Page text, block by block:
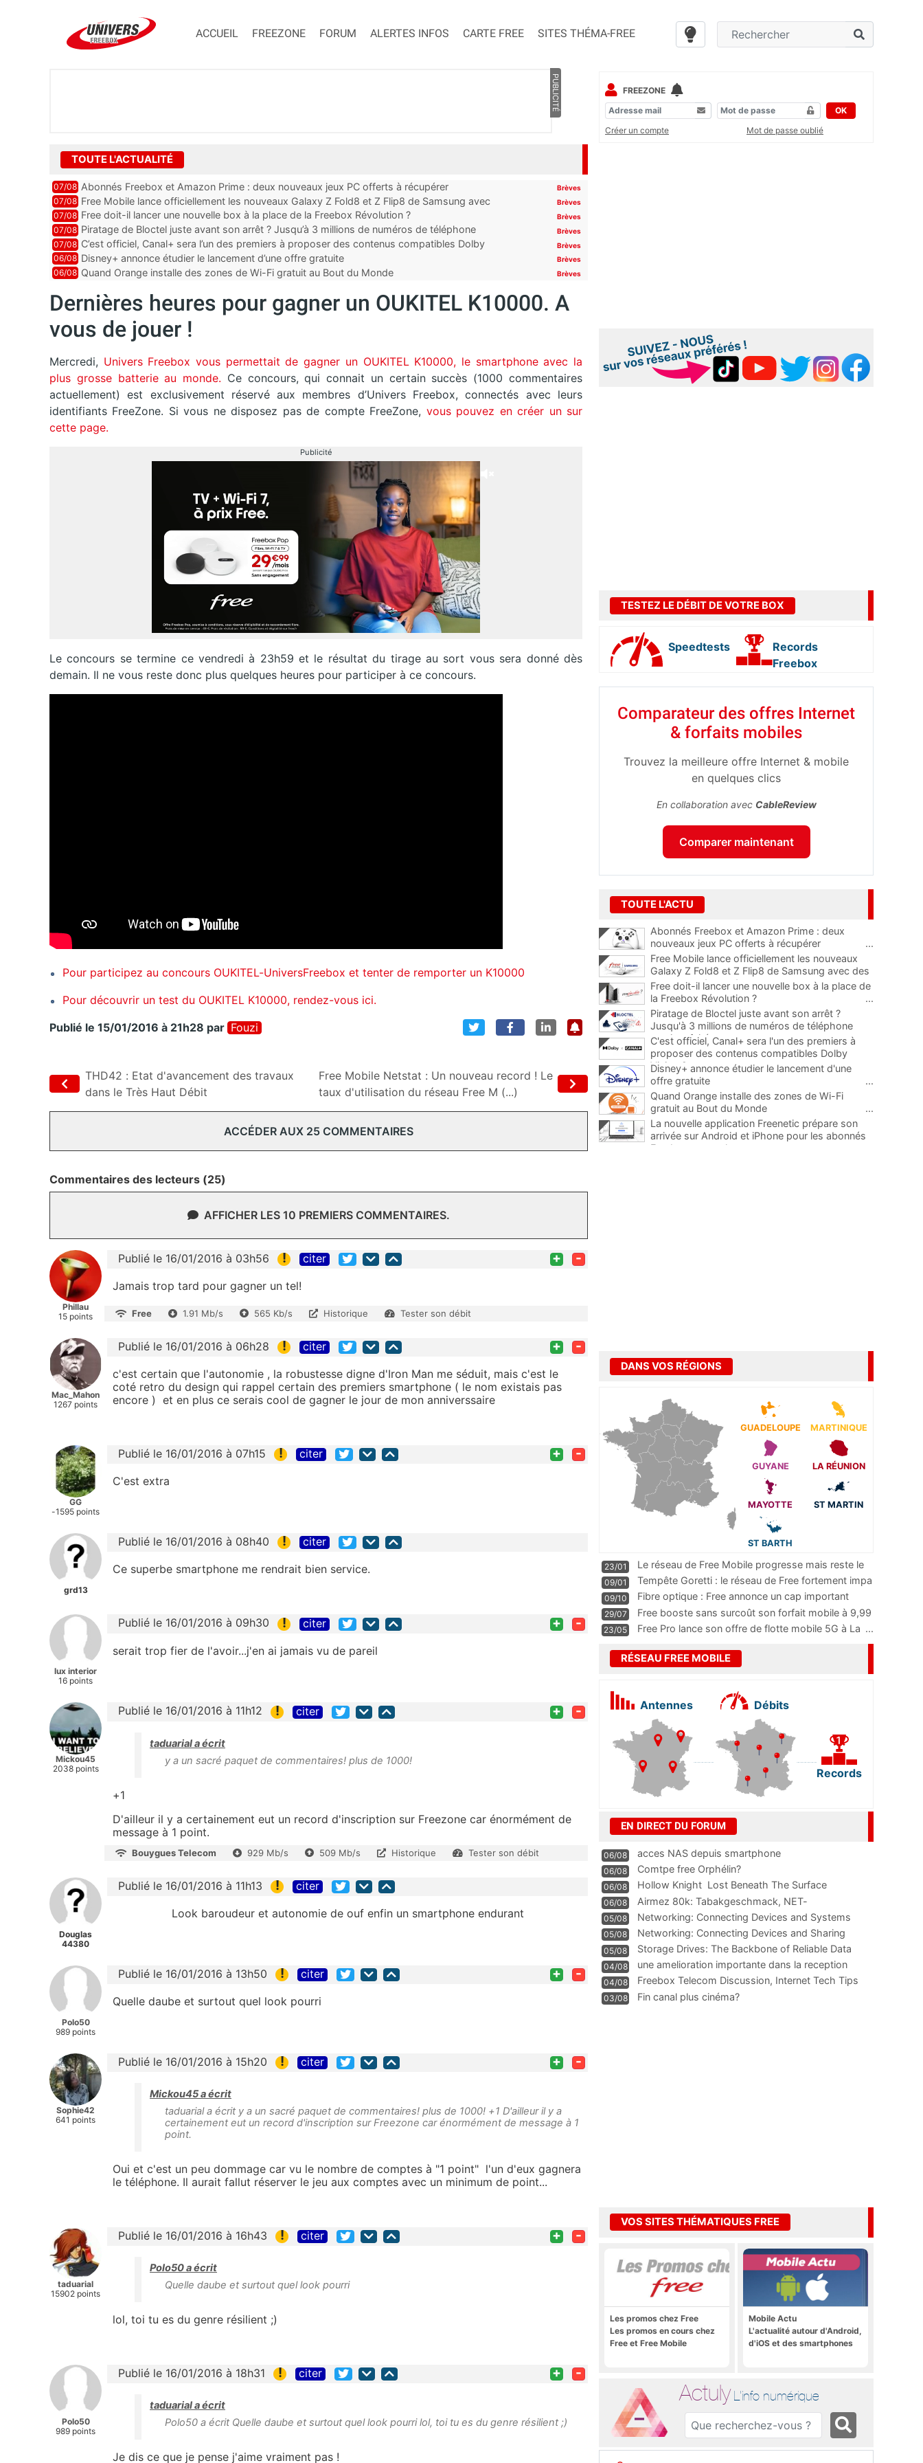
ACCUEIL FREEZONE FORUM ALERTES INFOS CARTE FREE SITES THÉMA-FREE
PUBLICITÉ
TOUTE L'ACTUALITÉ
07/08 Abonnés Freebox et Amazon Prime : deux nouveaux jeux PC offerts à récupérer Brèves
07/08 Free Mobile lance officiellement les nouveaux Galaxy Z Fold8 et Z Flip8 de Samsung avec
des promos et des cadeaux
Brèves
07/08 Free doit-il lancer une nouvelle box à la place de la Freebox Révolution ? Brèves
07/08 Piratage de Bloctel juste avant son arrêt ? Jusqu’à 3 millions de numéros de téléphone
auraient fuité
Brèves
07/08 C’est officiel, Canal+ sera l’un des premiers à proposer des contenus compatibles Dolby
Vision 2
Brèves
06/08 Disney+ annonce étudier le lancement d’une offre gratuite Brèves
06/08 Quand Orange installe des zones de Wi-Fi gratuit au Bout du Monde Brèves
Dernières heures pour gagner un OUKITEL K10000. A
vous de jouer !
Mercredi, Univers Freebox vous permettait de gagner un OUKITEL K10000, le smartphone avec la
plus grosse batterie au monde. Ce concours, qui connait un certain succès (1000 commentaires
actuellement) est exclusivement réservé aux membres d’Univers Freebox, connectés avec leurs
identifiants FreeZone. Si vous ne disposez pas de compte FreeZone, vous pouvez en créer un sur
cette page.
Publicité
Le concours se termine ce vendredi à 23h59 et le résultat du tirage au sort vous sera donné dès
demain. Il ne vous reste donc plus quelques heures pour participer à ce concours.
Pour participez au concours OUKITEL-UniversFreebox et tenter de remporter un K10000
Pour découvrir un test du OUKITEL K10000, rendez-vous ici.
Publié le 15/01/2016 à 21h28 par Fouzi
THD42 : Etat d'avancement des travaux
dans le Très Haut Débit
Free Mobile Netstat : Un nouveau record ! Le
taux d'utilisation du réseau Free M (...)
ACCÉDER AUX 25 COMMENTAIRES
Commentaires des lecteurs (25)
AFFICHER LES 10 PREMIERS COMMENTAIRES.
Phillau
15 points
Publié le 16/01/2016 à 03h56 ! citer + -
Jamais trop tard pour gagner un tel!
Free 1.91 Mb/s 565 Kb/s Historique Tester son débit
Mac_Mahon
1267 points
Publié le 16/01/2016 à 06h28 ! citer + -
c'est certain que l'autonomie , la robustesse digne d'Iron Man me séduit, mais c'est le
coté retro du design qui rappel certain des premiers smartphone ( le nom existais pas
encore ) et en plus ce serais cool de gagner le jour de mon anniverssaire
GG
-1595 points
Publié le 16/01/2016 à 07h15 ! citer + -
C'est extra
grd13
Publié le 16/01/2016 à 08h40 ! citer
Ce superbe smartphone me rendrait bien service.
lux interior
16 points
Publié le 16/01/2016 à 09h30 ! citer + -
serait trop fier de l'avoir...j'en ai jamais vu de pareil
Mickou45
2038 points
Publié le 16/01/2016 à 11h12 ! citer + -
taduarial a écrit
y a un sacré paquet de commentaires! plus de 1000!
+1
D'ailleur il y a certainement eut un record d'inscription sur Freezone car énormément de
message à 1 point.
Bouygues Telecom 929 Mb/s 509 Mb/s Historique Tester son débit
Douglas
44380
Publié le 16/01/2016 à 11h13 ! citer
Look baroudeur et autonomie de ouf enfin un smartphone endurant
Polo50
989 points
Publié le 16/01/2016 à 13h50 ! citer + -
Quelle daube et surtout quel look pourri
Sophie42
641 points
Publié le 16/01/2016 à 15h20 ! citer + -
Mickou45 a écrit
taduarial a écrit y a un sacré paquet de commentaires! plus de 1000! +1 D'ailleur il y a
certainement eut un record d'inscription sur Freezone car énormément de message à 1
point.
Oui et c'est un peu dommage car vu le nombre de comptes à "1 point" l'un d'eux gagnera
le téléphone. Il aurait fallut réserver le jeu aux comptes avec un minimum de point...
taduarial
15902 points
Publié le 16/01/2016 à 16h43 ! citer + -
Polo50 a écrit
Quelle daube et surtout quel look pourri
lol, toi tu es du genre résilient ;)
Polo50
989 points
Publié le 16/01/2016 à 18h31 ! citer + -
taduarial a écrit
Polo50 a écrit Quelle daube et surtout quel look pourri lol, toi tu es du genre résilient ;)
Je dis ce que je pense j'aime vraiment pas !
FREEZONE
OK
Créer un compte
Mot de passe oublié
TESTEZ LE DÉBIT DE VOTRE BOX
Speedtests
Records
Freebox
Comparateur des offres Internet
& forfaits mobiles
Trouvez la meilleure offre Internet & mobile
en quelques clics
En collaboration avec CableReview
Comparer maintenant
TOUTE L'ACTU
Abonnés Freebox et Amazon Prime : deux
nouveaux jeux PC offerts à récupérer
...
Free Mobile lance officiellement les nouveaux
Galaxy Z Fold8 et Z Flip8 de Samsung avec des
promos et des cadeaux
...
Free doit-il lancer une nouvelle box à la place de
la Freebox Révolution ?
...
Piratage de Bloctel juste avant son arrêt ?
Jusqu'à 3 millions de numéros de téléphone
auraient fuité
C'est officiel, Canal+ sera l'un des premiers à
proposer des contenus compatibles Dolby
Vision 2
Disney+ annonce étudier le lancement d'une
offre gratuite
...
Quand Orange installe des zones de Wi-Fi
gratuit au Bout du Monde
...
La nouvelle application Freenetic prépare son
arrivée sur Android et iPhone pour les abonnés
Freebox, testez la
DANS VOS RÉGIONS
GUADELOUPE MARTINIQUE
GUYANE LA RÉUNION
MAYOTTE ST MARTIN
ST BARTH
23/01
Le réseau de Free Mobile progresse mais reste le
m
...
09/01
Tempête Goretti : le réseau de Free fortement impa
09/10
Fibre optique : Free annonce un cap important
pass
...
29/07
Free booste sans surcoût son forfait mobile à 9,99
23/05 Free Pro lance son offre de flotte mobile 5G à La ...
RÉSEAU FREE MOBILE
Antennes Débits
Records
EN DIRECT DU FORUM
06/08 acces NAS depuis smartphone
06/08 Comtpe free Orphélin?
06/08 Hollow Knight  Lost Beneath The Surface
06/08
Airmez 80k: Tabakgeschmack, NET-
Technologie und Leistung im
05/08 Networking: Connecting Devices and Systems
05/08
Networking: Connecting Devices and Sharing
Information
05/08
Storage Drives: The Backbone of Reliable Data
Management
04/08
une amelioration importante dans la reception
WIFI
04/08
Freebox Telecom Discussion, Internet Tech Tips
Communi
03/08 Fin canal plus cinéma?
VOS SITES THÉMATIQUES FREE
Les promos chez Free
Les promos en cours chez
Free et Free Mobile
Mobile Actu
L'actualité autour d'Android,
d'iOS et des smartphones
Actuly L'info numérique